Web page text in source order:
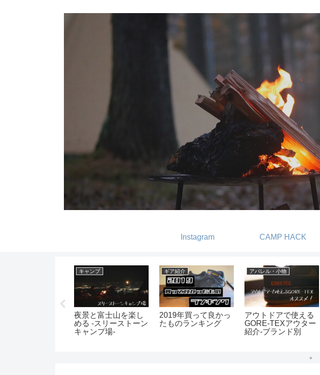
Instagram CAMP HACK
キャンプ
夜景と富士山を楽し
める -スリーストーン
キャンプ場-
ギア紹介
2019年買って良かっ
たものランキング
アパレル・小物
アウトドアで使える
GORE-TEXアウター
紹介-ブランド別